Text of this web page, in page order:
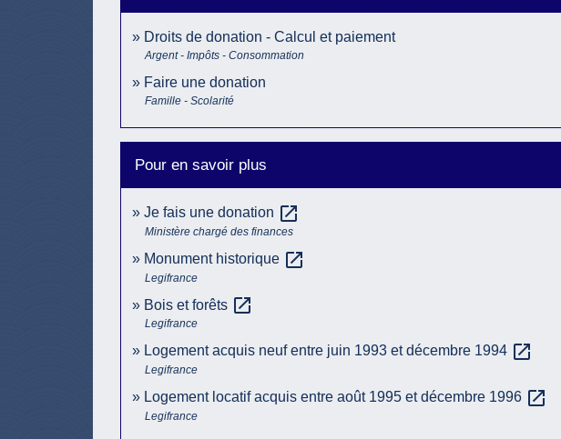
Droits de donation - Calcul et paiement
Argent - Impôts - Consommation
Faire une donation
Famille - Scolarité
Pour en savoir plus
Je fais une donation open_in_new
Ministère chargé des finances
Monument historique open_in_new
Legifrance
Bois et forêts open_in_new
Legifrance
Logement acquis neuf entre juin 1993 et décembre 1994 open_in_new
Legifrance
Logement locatif acquis entre août 1995 et décembre 1996 open_in_new
Legifrance